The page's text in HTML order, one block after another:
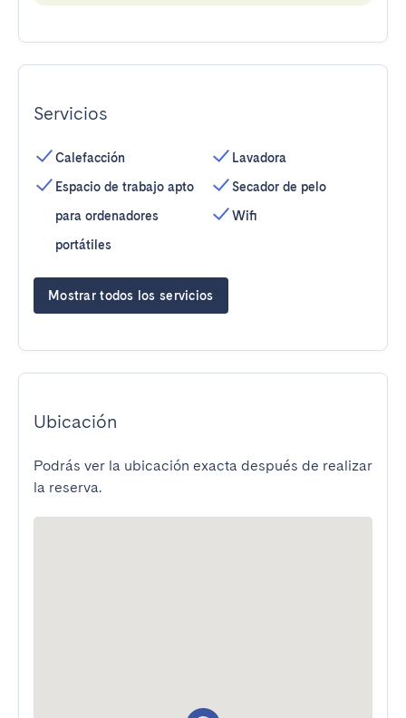
Servicios
Calefacción
Espacio de trabajo apto
para ordenadores
portátiles
Lavadora
Secador de pelo
Wifi
Mostrar todos los servicios
Ubicación
Podrás ver la ubicación exacta después de realizar
la reserva.